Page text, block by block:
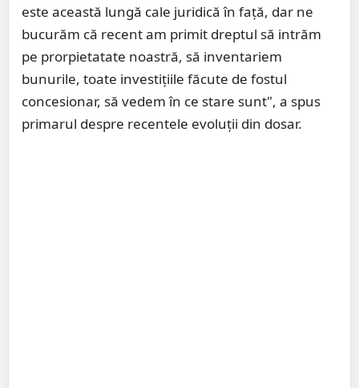
este această lungă cale juridică în față, dar ne
bucurăm că recent am primit dreptul să intrăm
pe prorpietatate noastră, să inventariem
bunurile, toate investițiile făcute de fostul
concesionar, să vedem în ce stare sunt", a spus
primarul despre recentele evoluții din dosar.